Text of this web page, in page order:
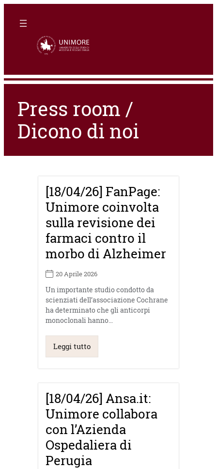
Press room /
Dicono di noi
[18/04/26] FanPage:
Unimore coinvolta
sulla revisione dei
farmaci contro il
morbo di Alzheimer
20 Aprile 2026
Un importante studio condotto da
scienziati dell’associazione Cochrane
ha determinato che gli anticorpi
monoclonali hanno…
Leggi tutto
[18/04/26] Ansa.it:
Unimore collabora
con l’Azienda
Ospedaliera di
Perugia